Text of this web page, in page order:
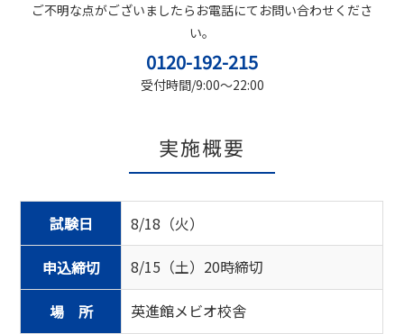
ご不明な点がございましたらお電話にてお問い合わせくださ
い。
0120-192-215
受付時間/9:00～22:00
実施概要
試験日 8/18（火）
申込締切 8/15（土）20時締切
場 所 英進館メビオ校舎